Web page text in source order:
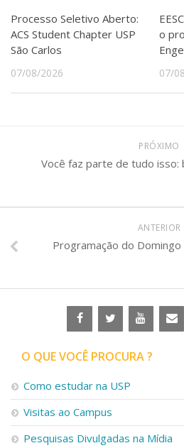
Processo Seletivo Aberto:
ACS Student Chapter USP
São Carlos
07/08/2026
o
07/
PRÓXIMO
Você faz parte de tudo isso:
ANTERIOR
Programação do
O QUE VOCÊ PROCURA ?
Como estudar na USP
Visitas ao Campus
Pesquisas Divulgadas na Mídia